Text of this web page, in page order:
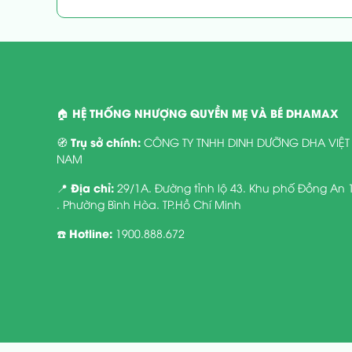
🏠 HỆ THỐNG NHƯỢNG QUYỀN MẸ VÀ BÉ DHAMAX
🧭 Trụ sở chính: CÔNG TY TNHH DINH DƯỠNG DHA VIỆT
NAM
📍 Địa chỉ: 29/1A. Đường tỉnh lộ 43. Khu phố Đồng An
. Phường Bình Hòa. TP.Hồ Chí Minh
☎️ Hotline: 1900.888.672